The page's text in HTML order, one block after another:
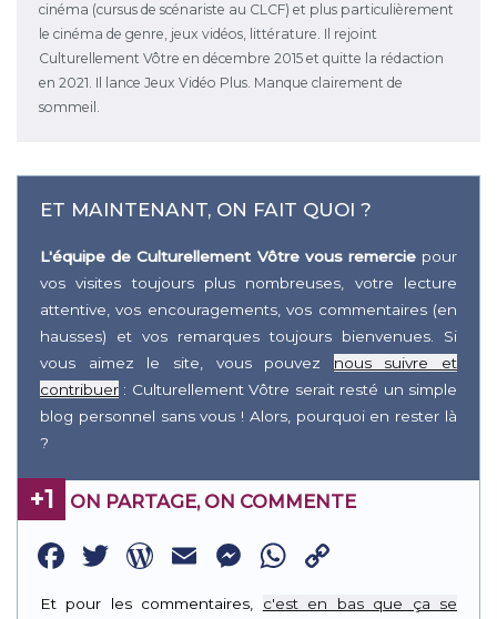
cinéma (cursus de scénariste au CLCF) et plus particulièrement
le cinéma de genre, jeux vidéos, littérature. Il rejoint
Culturellement Vôtre en décembre 2015 et quitte la rédaction
en 2021. Il lance Jeux Vidéo Plus. Manque clairement de
sommeil.
ET MAINTENANT, ON FAIT QUOI ?
L'équipe de Culturellement Vôtre vous remerciepour
vos visites toujours plus nombreuses, votre lecture
attentive, vos encouragements, vos commentaires (en
hausses) et vos remarques toujours bienvenues. Si
vous aimez le site, vous pouvez nous suivre et
contribuer : Culturellement Vôtre serait resté un simple
blog personnel sans vous ! Alors, pourquoi en rester là
?
+1 ON PARTAGE, ON COMMENTE
Facebook
Twitter
WordPress
EmailMessenger
WhatsApp
Link
Et pour les commentaires, c'est en bas que ça se